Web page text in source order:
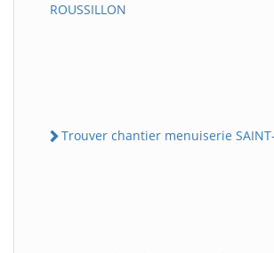
ROUSSILLON
Trouver chantier menuiserie SAINT-